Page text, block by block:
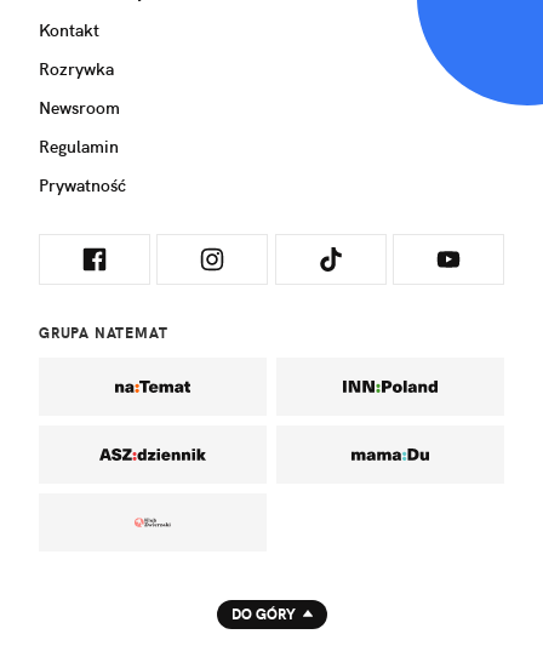
Kontakt
Rozrywka
Newsroom
Regulamin
Prywatność
GRUPA NATEMAT
DO GÓRY